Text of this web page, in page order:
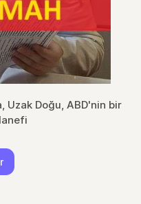
Uzak Doğu, ABD'nin bir